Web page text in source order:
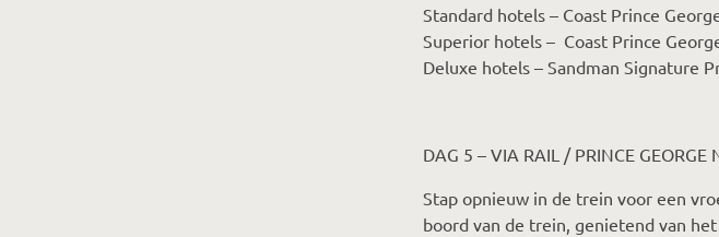
Standard hotels – Coast Prince
Superior hotels – Coast Prince
Deluxe hotels – Sandman Signature
DAG 5 – VIA RAIL / PRINCE GEORGE
Stap opnieuw in de trein voor een
boord van de trein, genietend van